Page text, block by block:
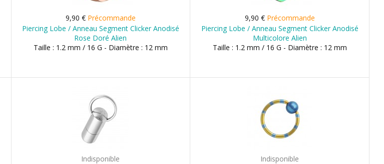
9,90 € Précommande
Piercing Lobe / Anneau Segment Clicker Anodisé
Rose Doré Alien
Taille : 1.2 mm / 16 G - Diamètre : 12 mm
9,90 € Précommande
Piercing Lobe / Anneau Segment Clicker Anodisé
Multicolore Alien
Taille : 1.2 mm / 16 G - Diamètre : 12 mm
Indisponible
Indisponible